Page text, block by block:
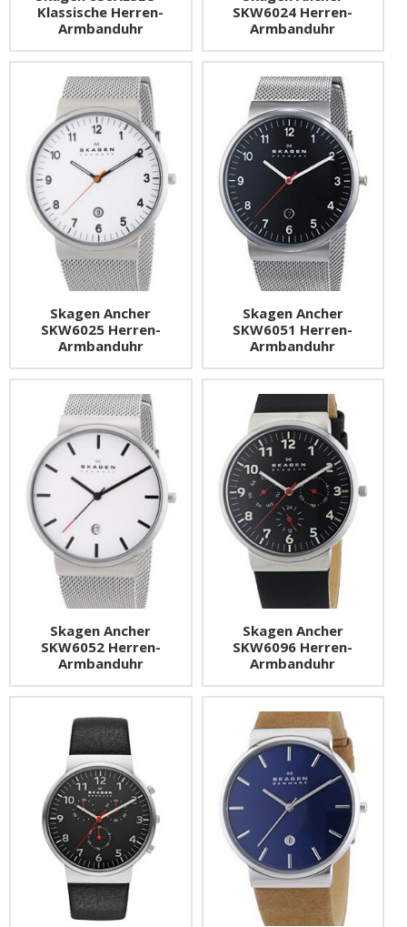
Klassische Herren-
Armbanduhr
SKW6024 Herren-
Armbanduhr
Skagen Ancher
SKW6025 Herren-
Armbanduhr
Skagen Ancher
SKW6051 Herren-
Armbanduhr
Skagen Ancher
SKW6052 Herren-
Armbanduhr
Skagen Ancher
SKW6096 Herren-
Armbanduhr